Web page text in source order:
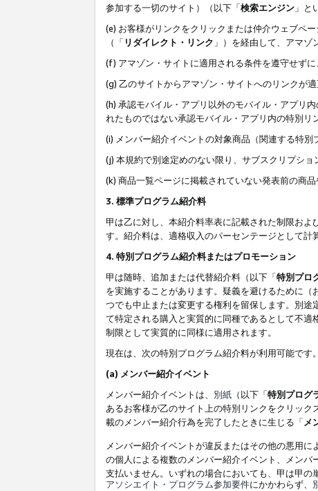
参加する一切のサイト）（以下「検索エンジン 」と
(e) お客様がリンクをクリックまたは仲介ウェブペ
（「 リダイレクト・リンク 」）を経由して、アマゾ
(f) アマゾン・サイトに適用される条件を遵守せずに
(g) 乙のサイトからアマゾン・サイトへのリンクが
(h) 承認モバイル・アプリ以外のモバイル・アプリ
れたものではない承認モバイル・アプリ内の特別リ
(i) メンバー紹介イベントの対象商品（関連する特別
(j) 本規約で別途定めのない限り、サブスクリプシ
(k) 商品一覧ページに掲載されていない発表前の商品
3. 標準プログラム紹介料
甲は乙に対し、本紹介料率表に記載された制限およ
す。紹介料は、適格収入のパーセンテージとして計
4. 特別プログラム紹介料またはプロモーション
甲は随時、追加または代替紹介料（以下「特別プロ
を実施することがあります。疑義を避けるために
つでも中止または変更する権利を留保します。別
て特定される購入と実質的に同種であるとして不
制限として実質的に同様に適用されます。
現在は、次の特別プログラム紹介料が利用可能です。
(a) メンバー紹介イベント
メンバー紹介イベントは、 別紙 （以下「特別プログ
あるお客様が乙のサイト上の特別リンクをクリッ
載のメンバー紹介行為を完了したときに生じる「 メ
メンバー紹介イベントが違反またはその他の悪用
の個人による複数のメンバー紹介イベント、メン
支払いません。いずれの場合においても、甲は甲の
アソシエイト・プログラム参加要件にかかわらず、